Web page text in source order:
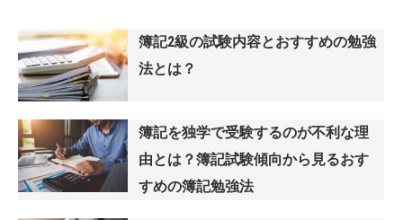
簿記2級の試験内容とおすすめの勉強
法とは？
簿記を独学で受験するのが不利な理
由とは？簿記試験傾向から見るおす
すめの簿記勉強法